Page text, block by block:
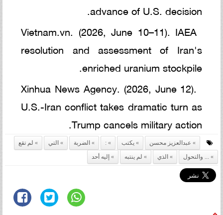
advance of U.S. decision.
Vietnam.vn. (2026, June 10–11). IAEA
resolution and assessment of Iran's
enriched uranium stockpile.
Xinhua News Agency. (2026, June 12).
U.S.-Iran conflict takes dramatic turn as
Trump cancels military action.
عبدالعزيز محسن يكتب : الضربة التي
لم تقع
... والتحول
الذي لم ينتبه إليه أحد